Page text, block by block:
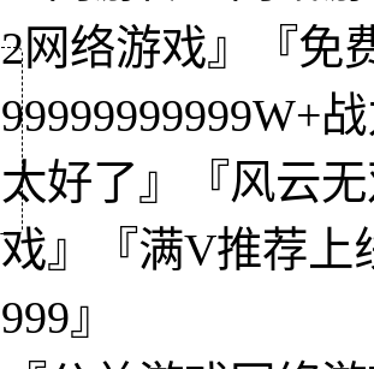
2网络游戏』『免
99999999999W+
太好了』『风云
戏』『满V推荐上
999』